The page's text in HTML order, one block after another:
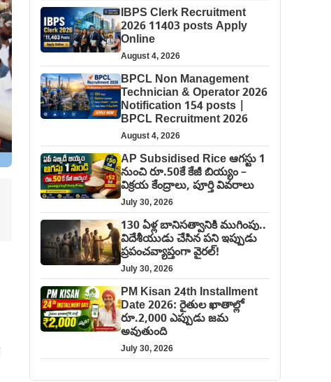
IBPS Clerk Recruitment
2026 11403 posts Apply
Online
August 4, 2026
BPCL Non Management
Technician & Operator 2026
Notification 154 posts |
BPCL Recruitment 2026
August 4, 2026
AP Subsidised Rice ఆగస్టు 1
నుంచి రూ.50కే కేజీ బియ్యం –
విక్రయ కేంద్రాలు, పూర్తి వివరాలు
July 30, 2026
130 ఏళ్ల బానిసత్వానికి ముగింపు..
విదేశీయుడు చేసిన పని ఇప్పుడు
ప్రపంచవ్యాప్తంగా వైరల్!
July 30, 2026
PM Kisan 24th Installment
Date 2026: రైతుల ఖాతాల్లో
రూ.2,000 ఎప్పుడు జమ
అవుతుంది
July 30, 2026